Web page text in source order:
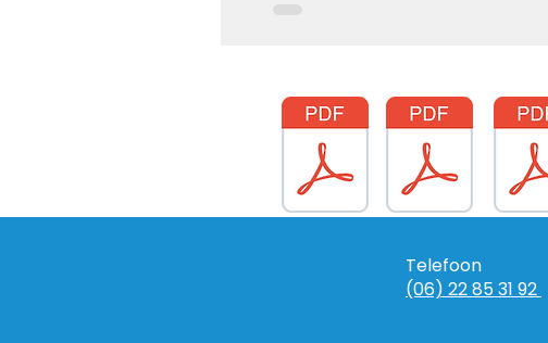
Telefoon
(06) 22 85 31 92